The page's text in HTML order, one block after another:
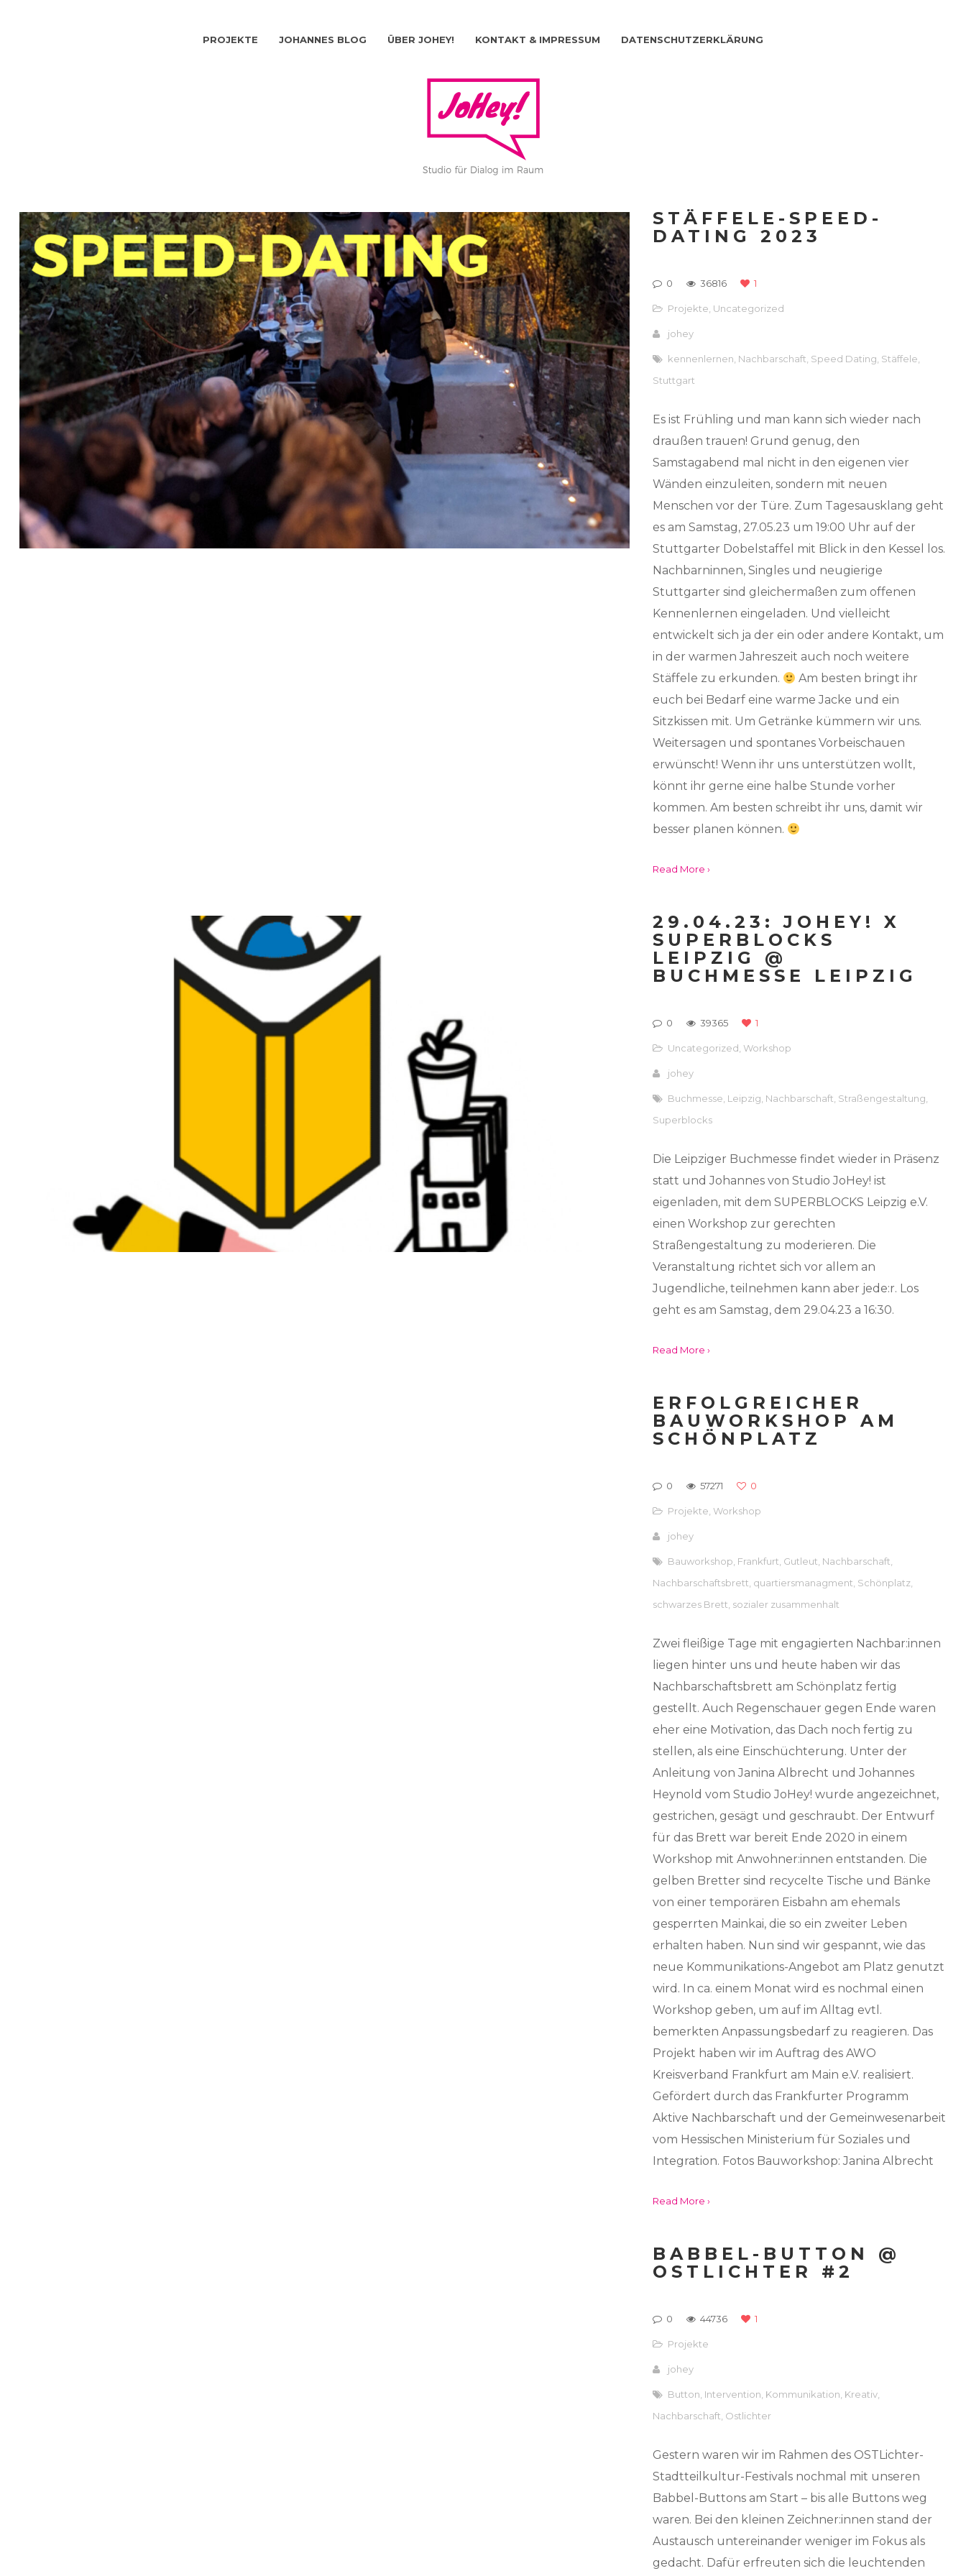
PROJEKTE JOHANNES BLOG ÜBER JOHEY! KONTAKT & IMPRESSUM DATENSCHUTZERKLÄRUNG
STÄFFELE-SPEED-
DATING 2023
0 36816 1
Projekte Uncategorized
johey
kennenlernen Nachbarschaft Speed Dating Stäffele
Stuttgart
Es ist Frühling und man kann sich wieder nach
draußen trauen! Grund genug, den
Samstagabend mal nicht in den eigenen vier
Wänden einzuleiten, sondern mit neuen
Menschen vor der Türe. Zum Tagesausklang geht
es am Samstag, 27.05.23 um 19:00 Uhr auf der
Stuttgarter Dobelstaffel mit Blick in den Kessel los.
Nachbarninnen, Singles und neugierige
Stuttgarter sind gleichermaßen zum offenen
Kennenlernen eingeladen. Und vielleicht
entwickelt sich ja der ein oder andere Kontakt, um
in der warmen Jahreszeit auch noch weitere
Stäffele zu erkunden.
Am besten bringt ihr
euch bei Bedarf eine warme Jacke und ein
Sitzkissen mit. Um Getränke kümmern wir uns.
Weitersagen und spontanes Vorbeischauen
erwünscht! Wenn ihr uns unterstützen wollt,
könnt ihr gerne eine halbe Stunde vorher
kommen. Am besten schreibt ihr uns, damit wir
besser planen können.
Read More ›
29.04.23: JOHEY! X
SUPERBLOCKS
LEIPZIG @
BUCHMESSE LEIPZIG
0 39365 1
Uncategorized ,Workshop
johey
Buchmesse Leipzig Nachbarschaft Straßengestaltung
Superblocks
Die Leipziger Buchmesse findet wieder in Präsenz
statt und Johannes von Studio JoHey! ist
eigenladen, mit dem SUPERBLOCKS Leipzig e.V.
einen Workshop zur gerechten
Straßengestaltung zu moderieren. Die
Veranstaltung richtet sich vor allem an
Jugendliche, teilnehmen kann aber jede:r. Los
geht es am Samstag, dem 29.04.23 a 16:30.
Read More ›
ERFOLGREICHER
BAUWORKSHOP AM
SCHÖNPLATZ
0 57271 0
Projekte ,Workshop
johey
Bauworkshop Frankfurt Gutleut Nachbarschaft
Nachbarschaftsbrett quartiersmanagment Schönplatz
schwarzes Brett sozialer zusammenhalt
Zwei fleißige Tage mit engagierten Nachbar:innen
liegen hinter uns und heute haben wir das
Nachbarschaftsbrett am Schönplatz fertig
gestellt. Auch Regenschauer gegen Ende waren
eher eine Motivation, das Dach noch fertig zu
stellen, als eine Einschüchterung. Unter der
Anleitung von Janina Albrecht und Johannes
Heynold vom Studio JoHey! wurde angezeichnet,
gestrichen, gesägt und geschraubt. Der Entwurf
für das Brett war bereit Ende 2020 in einem
Workshop mit Anwohner:innen entstanden. Die
gelben Bretter sind recycelte Tische und Bänke
von einer temporären Eisbahn am ehemals
gesperrten Mainkai, die so ein zweiter Leben
erhalten haben. Nun sind wir gespannt, wie das
neue Kommunikations-Angebot am Platz genutzt
wird. In ca. einem Monat wird es nochmal einen
Workshop geben, um auf im Alltag evtl.
bemerkten Anpassungsbedarf zu reagieren. Das
Projekt haben wir im Auftrag des AWO
Kreisverband Frankfurt am Main e.V. realisiert.
Gefördert durch das Frankfurter Programm
Aktive Nachbarschaft und der Gemeinwesenarbeit
vom Hessischen Ministerium für Soziales und
Integration. Fotos Bauworkshop: Janina Albrecht
Read More ›
BABBEL-BUTTON @
OSTLICHTER #2
0 44736 1
Projekte
johey
Button Intervention Kommunikation Kreativ
Nachbarschaft Ostlichter
Gestern waren wir im Rahmen des OSTLichter-
Stadtteilkultur-Festivals nochmal mit unseren
Babbel-Buttons am Start – bis alle Buttons weg
waren. Bei den kleinen Zeichner:innen stand der
Austausch untereinander weniger im Fokus als
gedacht. Dafür erfreuten sich die leuchtenden